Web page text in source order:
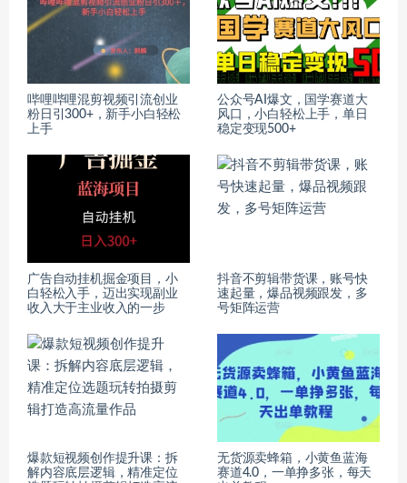
哔哩哔哩混剪视频引流创业
粉日引300+，新手小白轻松
上手
公众号AI爆文，国学赛道大
风口，小白轻松上手，单日
稳定变现500+
广告自动挂机掘金项目，小
白轻松入手，迈出实现副业
收入大于主业收入的一步
抖音不剪辑带货课，账号快
速起量，爆品视频跟发，多
号矩阵运营
爆款短视频创作提升课：拆
解内容底层逻辑，精准定位
无货源卖蜂箱，小黄鱼蓝海
赛道4.0，一单挣多张，每天